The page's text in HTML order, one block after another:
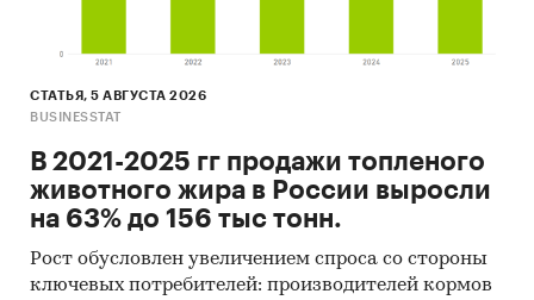
СТАТЬЯ, 5 АВГУСТА 2026
BUSINESSTAT
В 2021-2025 гг продажи топленого
животного жира в России выросли
на 63% до 156 тыс тонн.
Рост обусловлен увеличением спроса со стороны
ключевых потребителей: производителей кормов